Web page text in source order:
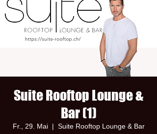
Suite Rooftop Lounge &
Bar (1)
Fr., 29. Mai
  |
Suite Rooftop Lounge & Bar